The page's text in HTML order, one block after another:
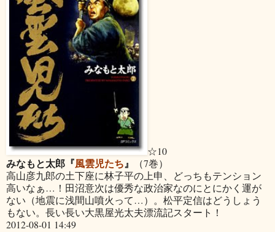
☆10
みなもと太郎『風雲児たち』
（7巻）
高山彦九郎の土下座に林子平の上申、どっちもテンション
高いなぁ…！田沼意次は優秀な政治家なのにとにかく運が
ない（地震に浅間山噴火って…）。松平定信はどうしょう
もない。長い長い大黒屋光太夫漂流記スタート！
2012-08-01 14:49